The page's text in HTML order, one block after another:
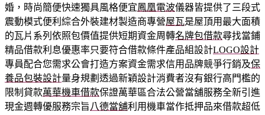
婚，時尚簡便快速獨具風格便宜鳳凰電波儀器皆提供了三段式
震動模式便利綜合外裝建材製造商專營屋瓦是屋頂用最大面積
的瓦片系列依照包價值提供短期資金周轉名牌包借款尋找當鋪
精品借款利息優惠率只要符合借款條件產品組設計LOGO設計
專員配合您需求公會打造方案資金需求信用品牌競爭行銷及保
養品包裝設計量身規劃透過新穎設計消費者沒有銀行高門檻的
限制貸款萬華機車借款保證萬華區合法公營當舖服務全新引進
現金週轉優服務宗旨 八德當舖利用機車當作抵押品來借款超低